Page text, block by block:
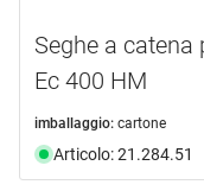
Seghe a catena
Ec 400 HM
imballaggio: cartone
Articolo: 21.284.51